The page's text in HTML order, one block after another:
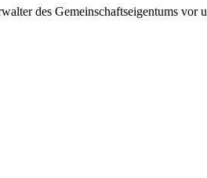
des Gemeinschaftseigentums vor